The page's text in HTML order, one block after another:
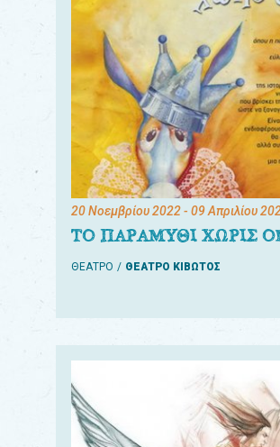
20 Νοεμβρίου 2022- 09 Απριλίου
ΤΟ ΠΑΡΑΜΥΘΙ ΧΩΡΙΣ
ΘΕΑΤΡΟ ΘΕΑΤΡΟ ΚΙΒΩΤΟΣ